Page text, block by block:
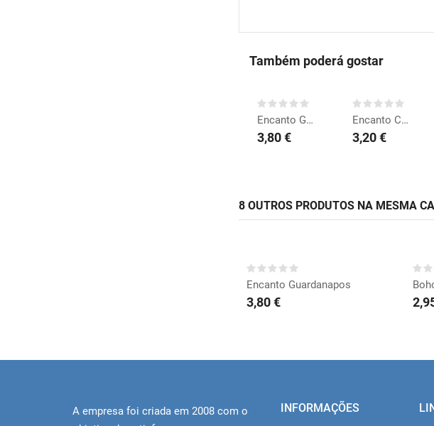
Também poderá gostar
Encanto Guardanapos
3,80 €
Encanto Copos
3,20 €
8 OUTROS PRODUTOS NA MESMA
Encanto Guardanapos
3,80 €
A empresa foi criada em 2008 com o
INFORMAÇÕES